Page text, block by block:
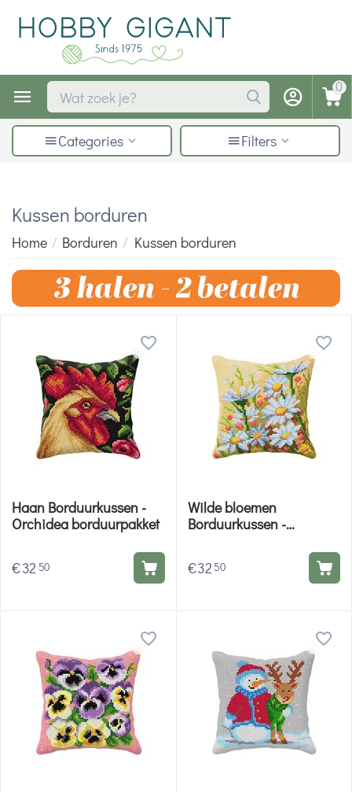
0
Categories Filters
Kussen borduren
Home / Borduren / Kussen borduren
Haan Borduurkussen -
Orchidea borduurpakket
€32 50
Wilde bloemen
Borduurkussen -
€32 50